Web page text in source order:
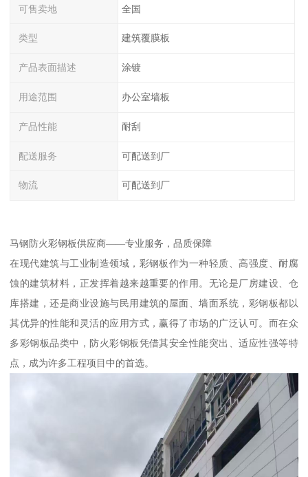
可售卖地 全国
类型 建筑覆膜板
产品表面描述 涂镀
用途范围 办公室墙板
产品性能 耐刮
配送服务 可配送到厂
物流 可配送到厂
马钢防火彩钢板供应商——专业服务，品质保障
在现代建筑与工业制造领域，彩钢板作为一种轻质、高强度、耐腐
蚀的建筑材料，正发挥着越来越重要的作用。无论是厂房建设、仓
库搭建，还是商业设施与民用建筑的屋面、墙面系统，彩钢板都以
其优异的性能和灵活的应用方式，赢得了市场的广泛认可。而在众
多彩钢板品类中，防火彩钢板凭借其安全性能突出、适应性强等特
点，成为许多工程项目中的首选。